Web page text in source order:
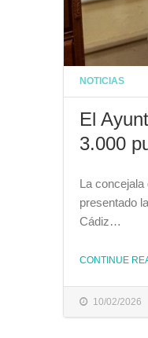
NOTICIAS
El
3.000
10/02/2026
La
presentado
Cádiz…
CONTINUE